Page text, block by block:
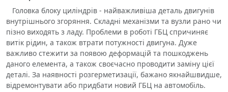
Головка блоку циліндрів - найважливіша деталь двигунів
внутрішнього згоряння. Складні механізми та вузли рано чи
пізно виходять з ладу. Проблеми в роботі ГБЦ спричиняє
витік рідин, а також втрати потужності двигуна. Дуже
важливо стежити за появою деформацій та пошкоджень
даного елемента, а також своєчасно проводити заміну цієї
деталі. За наявності розгерметизації, бажано якнайшвидше,
відремонтувати або придбати новий ГБЦ на автомобіль.